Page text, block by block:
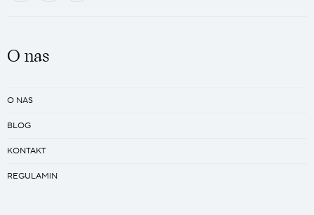
O nas
O NAS
BLOG
KONTAKT
REGULAMIN